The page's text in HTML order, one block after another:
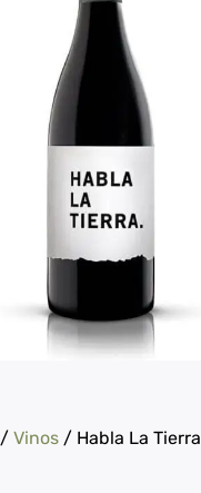
/ Vinos / Habla La